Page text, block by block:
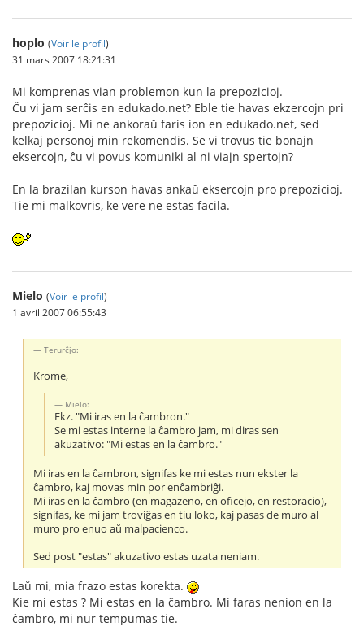
hoplo (Voir le profil)
31 mars 2007 18:21:31
Mi komprenas vian problemon kun la prepozicioj.
Ĉu vi jam serĉis en edukado.net? Eble tie havas ekzercojn pri
prepozicioj. Mi ne ankoraŭ faris ion en edukado.net, sed
kelkaj personoj min rekomendis. Se vi trovus tie bonajn
eksercojn, ĉu vi povus komuniki al ni viajn spertojn?
En la brazilan kurson havas ankaŭ eksercojn pro prepozicioj.
Tie mi malkovris, ke vere ne estas facila.
Mielo (Voir le profil)
1 avril 2007 06:55:43
Terurĉjo:
Krome,
Mielo:
Ekz. "Mi iras en la ĉambron."
Se mi estas interne la ĉambro jam, mi diras sen
akuzativo: "Mi estas en la ĉambro."
Mi iras en la ĉambron, signifas ke mi estas nun ekster la
ĉambro, kaj movas min por enĉambriĝi.
Mi iras en la ĉambro (en magazeno, en oficejo, en restoracio),
signifas, ke mi jam troviĝas en tiu loko, kaj pasas de muro al
muro pro enuo aŭ malpacienco.
Sed post "estas" akuzativo estas uzata neniam.
Laŭ mi, mia frazo estas korekta.
Kie mi estas ? Mi estas en la ĉambro. Mi faras nenion en la
ĉambro, mi nur tempumas tie.